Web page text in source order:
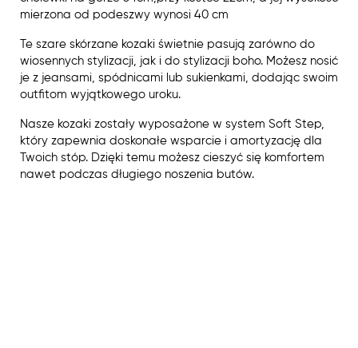
mierzona od podeszwy wynosi 40 cm
Te szare skórzane kozaki świetnie pasują zarówno do
wiosennych stylizacji, jak i do stylizacji boho. Możesz nosić
je z jeansami, spódnicami lub sukienkami, dodając swoim
outfitom wyjątkowego uroku.
Nasze kozaki zostały wyposażone w system Soft Step,
który zapewnia doskonałe wsparcie i amortyzację dla
Twoich stóp. Dzięki temu możesz cieszyć się komfortem
nawet podczas długiego noszenia butów.